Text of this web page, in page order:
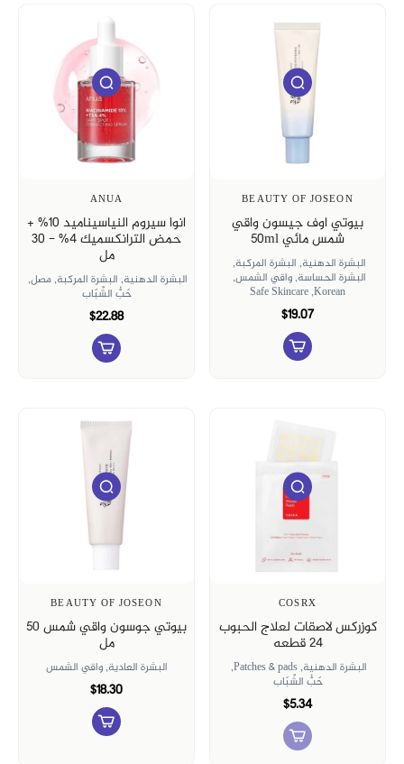
BEAUTY OF JOSEON
بيوتي اوف جيسون واقي
شمس مائي 50ml
البشرة الدهنية, البشرة المركبة,
البشرة الحساسة,واقي الشمس,
Korean,
Safe Skincare
$19.07
ANUA
انوا سيروم النياسيناميد 10% +
حمض الترانكسميك 4% - 30
مل
البشرة الدهنية, البشرة المركبة,مصل,
حَبُّ الشّبَاب
$22.88
COSRX
كوزركس لاصقات لعلاج الحبوب
٢٤ قطعه
البشرة الدهنية,Patches & pads,
حَبُّ الشّبَاب
$5.34
BEAUTY OF JOSEON
بيوتي جوسون واقي شمس ٥٠
مل
البشرة العادية,واقي الشمس
$18.30